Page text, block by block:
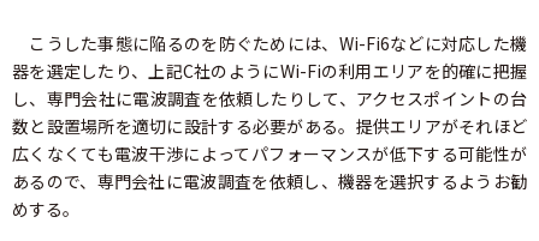
こうした事態に陥るのを防ぐためには、Wi-Fi6などに対応した機
器を選定したり、上記C社のようにWi-Fiの利用エリアを的確に把握
し、専門会社に電波調査を依頼したりして、アクセスポイントの台
数と設置場所を適切に設計する必要がある。提供エリアがそれほど
広くなくても電波干渉によってパフォーマンスが低下する可能性が
あるので、専門会社に電波調査を依頼し、機器を選択するようお勧
めする。